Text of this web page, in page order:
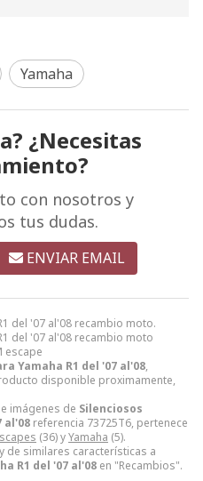
del '07 al'08 recambio moto.
del '07 al'08 recambio moto
escape
Yamaha R1 del '07 al'08,
disponible proximamente,
imágenes de Silenciosos
al'08 referencia 73725T6, pertenece
(36) yYamaha (5).
de similares características a
R1 del '07 al'08 en "Recambios".
Yamaha
¿Necesitas
con nosotros y
tus dudas.
ENVIAR EMAIL